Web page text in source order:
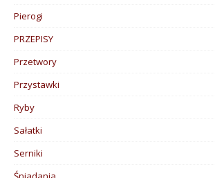
Pierogi
PRZEPISY
Przetwory
Przystawki
Ryby
Sałatki
Serniki